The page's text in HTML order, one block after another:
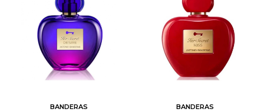
BANDERAS BANDERAS